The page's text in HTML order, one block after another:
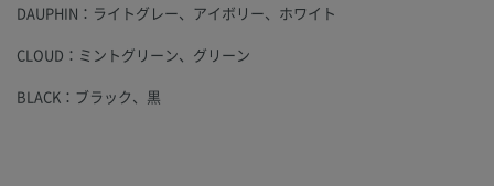
DAUPHIN：ライトグレー、アイボリー、ホワイト
CLOUD：ミントグリーン、グリーン
BLACK：ブラック、黒